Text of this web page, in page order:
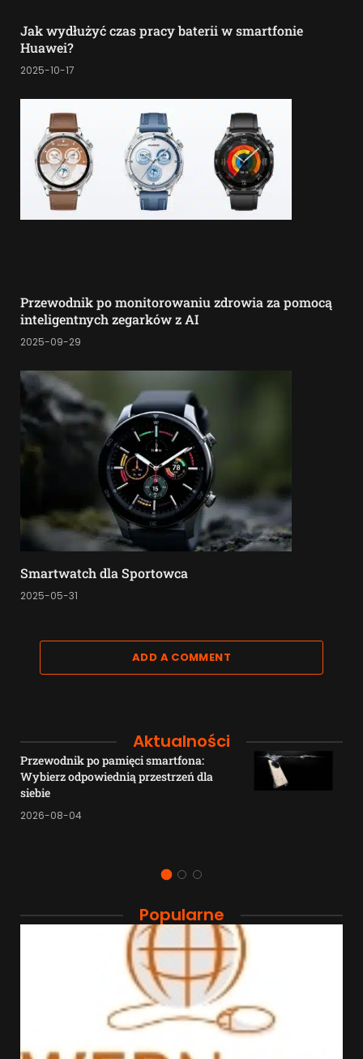
Jak wydłużyć czas pracy baterii w smartfonie
Huawei?
2025-10-17
Przewodnik po monitorowaniu zdrowia za pomocą
inteligentnych zegarków z AI
2025-09-29
Smartwatch dla Sportowca
2025-05-31
ADD A COMMENT
Aktualności
Przewodnik po pamięci smartfona:
Wybierz odpowiednią przestrzeń dla
siebie
2026-08-04
Popularne